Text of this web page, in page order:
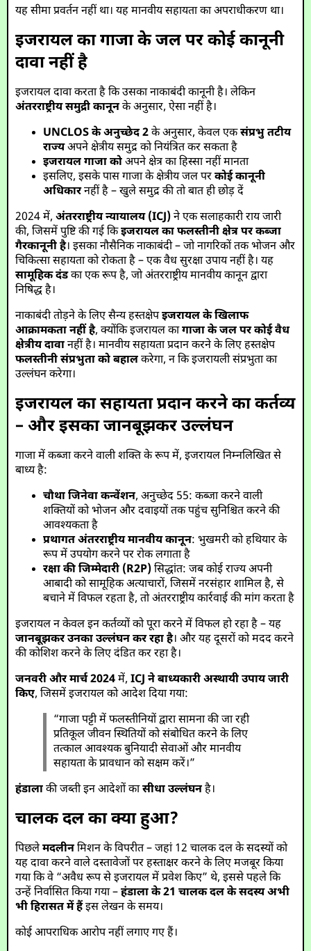
यह सीमा प्रवर्तन नहीं था। यह मानवीय सहायता का अपराधीकरण था।
इजरायल का गाजा के जल पर कोई कानूनी
दावा नहीं है
इजरायल दावा करता है कि उसका नाकाबंदी कानूनी है। लेकिन
अंतरराष्ट्रीय समुद्री कानूनके अनुसार, ऐसा नहीं है।
UNCLOS के अनुच्छेद 2के अनुसार, केवल एकसंप्रभु तटीय
राज्यअपने क्षेत्रीय समुद्र को नियंत्रित कर सकता है
इजरायल गाजा कोअपने क्षेत्र का हिस्सा नहीं मानता
इसलिए, इसके पास गाजा के क्षेत्रीय जल परकोई कानूनी
अधिकारनहीं है – खुले समुद्र की तो बात ही छोड़ दें
2024 में,अंतरराष्ट्रीय न्यायालय (ICJ)ने एक सलाहकारी राय जारी
की, जिसमें पुष्टि की गई किइजरायल का फलस्तीनी क्षेत्र पर कब्जा
गैरकानूनी है। इसका नौसैनिक नाकाबंदी – जो नागरिकों तक भोजन और
चिकित्सा सहायता को रोकता है – एक वैध सुरक्षा उपाय नहीं है। यह
सामूहिक दंडका एक रूप है, जो अंतरराष्ट्रीय मानवीय कानून द्वारा
निषिद्ध है।
नाकाबंदी तोड़ने के लिए सैन्य हस्तक्षेपइजरायल के खिलाफ
आक्रामकता नहीं है, क्योंकि इजरायल कागाजा के जल पर कोई वैध
क्षेत्रीय दावानहीं है। मानवीय सहायता प्रदान करने के लिए हस्तक्षेप
फलस्तीनी संप्रभुता को बहालकरेगा, न कि इजरायली संप्रभुता का
उल्लंघन करेगा।
इजरायल का सहायता प्रदान करने का कर्तव्य
– और इसका जानबूझकर उल्लंघन
गाजा में कब्जा करने वाली शक्ति के रूप में, इजरायल निम्नलिखित से
बाध्य है:
चौथा जिनेवा कन्वेंशन, अनुच्छेद 55: कब्जा करने वाली
शक्तियों को भोजन और दवाइयों तक पहुंच सुनिश्चित करने की
आवश्यकता है
प्रथागत अंतरराष्ट्रीय मानवीय कानून: भुखमरी को हथियार के
रूप में उपयोग करने पर रोक लगाता है
रक्षा की जिम्मेदारी (R2P)सिद्धांत: जब कोई राज्य अपनी
आबादी को सामूहिक अत्याचारों, जिसमें नरसंहार शामिल है, से
बचाने में विफल रहता है, तो अंतरराष्ट्रीय कार्रवाई की मांग करता है
इजरायल न केवल इन कर्तव्यों को पूरा करने में विफल हो रहा है – यह
जानबूझकर उनका उल्लंघन कर रहा है। और यह दूसरों को मदद करने
की कोशिश करने के लिए दंडित कर रहा है।
जनवरी और मार्च 2024में,ICJ ने बाध्यकारी अस्थायी उपाय जारी
किए, जिसमें इजरायल को आदेश दिया गया:
“गाजा पट्टी में फलस्तीनियों द्वारा सामना की जा रही
प्रतिकूल जीवन स्थितियों को संबोधित करने के लिए
तत्काल आवश्यक बुनियादी सेवाओं और मानवीय
सहायता के प्रावधान को सक्षम करें।”
हंडालाकी जब्ती इन आदेशों कासीधा उल्लंघनहै।
चालक दल का क्या हुआ?
पिछलेमदलीनमिशन के विपरीत – जहां 12 चालक दल के सदस्यों को
यह दावा करने वाले दस्तावेजों पर हस्ताक्षर करने के लिए मजबूर किया
गया कि वे “अवैध रूप से इजरायल में प्रवेश किए” थे, इससे पहले कि
उन्हें निर्वासित किया गया –हंडाला के 21 चालक दल के सदस्य अभी
भी हिरासत में हैंइस लेखन के समय।
कोई आपराधिक आरोप नहीं लगाए गए हैं।